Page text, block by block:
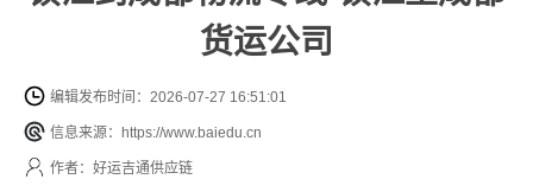
货运公司
编辑发布时间：2026-07-27 16:51:01
信息来源：https://www.baiedu.cn
作者：好运吉通供应链